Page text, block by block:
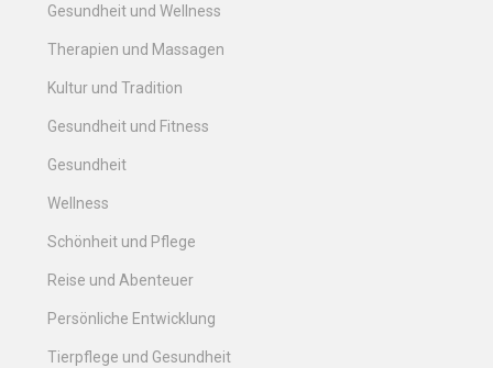
Gesundheit und Wellness
Therapien und Massagen
Kultur und Tradition
Gesundheit und Fitness
Gesundheit
Wellness
Schönheit und Pflege
Reise und Abenteuer
Persönliche Entwicklung
Tierpflege und Gesundheit